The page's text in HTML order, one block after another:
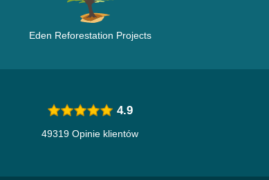
Eden Reforestation Projects
4.9
49319 Opinie klientów